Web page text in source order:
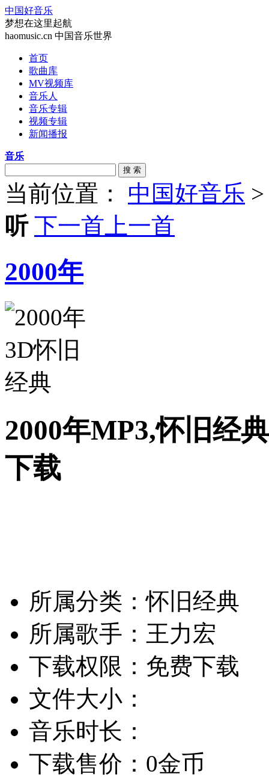
中国好音乐
梦想在这里起航
haomusic.cn 中国音乐世界
首页
歌曲库
MV视频库
音乐人
音乐专辑
视频专辑
新闻播报
音乐
搜 索
当前位置： 中国好音乐
听 下一首 上一首
2000年
2000年MP3,怀旧经
下载
所属分类：怀旧经典
所属歌手：王力宏
下载权限：免费下载
文件大小：
音乐时长：
下载售价：0金币